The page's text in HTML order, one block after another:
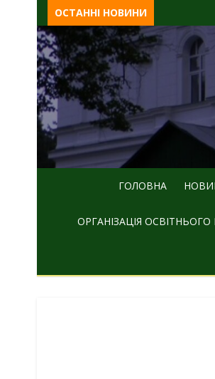
Skip
to
content
ОСТАННІ НОВИНИ
ГОЛОВНА
ОРГАНІЗАЦІЯ